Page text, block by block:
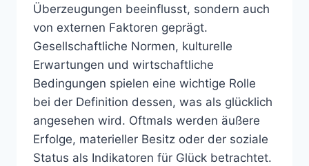
Überzeugungen beeinflusst, sondern auch
von externen Faktoren geprägt.
Gesellschaftliche Normen, kulturelle
Erwartungen und wirtschaftliche
Bedingungen spielen eine wichtige Rolle
bei der Definition dessen, was als glücklich
angesehen wird. Oftmals werden äußere
Erfolge, materieller Besitz oder der soziale
Status als Indikatoren für Glück betrachtet.